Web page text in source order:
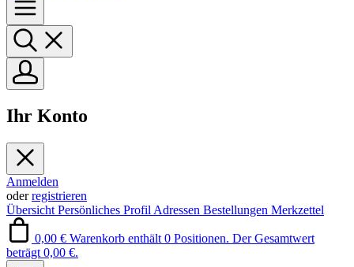
Ihr Konto
Anmelden
oderregistrieren
Übersicht Persönliches Profil Adressen Bestellungen Merkzettel
0,00 € Warenkorb enthält 0 Positionen. Der Gesamtwert
beträgt 0,00 €.